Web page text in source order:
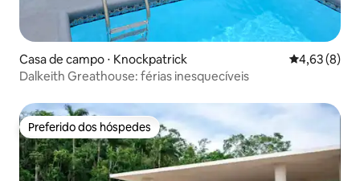
Casa de campo ⋅ Knockpatrick 4,63 de uma
4,63 (8)
Dalkeith Greathouse: férias inesquecíveis
Preferido dos hóspedes
Preferido dos hóspedes